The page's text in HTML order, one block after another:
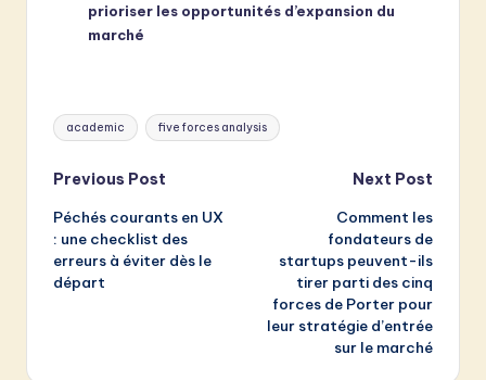
prioriser les opportunités d’expansion du
marché
Tags:
academic five forces analysis
Post
navigation
Previous Post
Péchés courants en UX
: une checklist des
erreurs à éviter dès le
départ
Next Post
Comment les
fondateurs de
startups peuvent-ils
tirer parti des cinq
forces de Porter pour
leur stratégie d’entrée
sur le marché